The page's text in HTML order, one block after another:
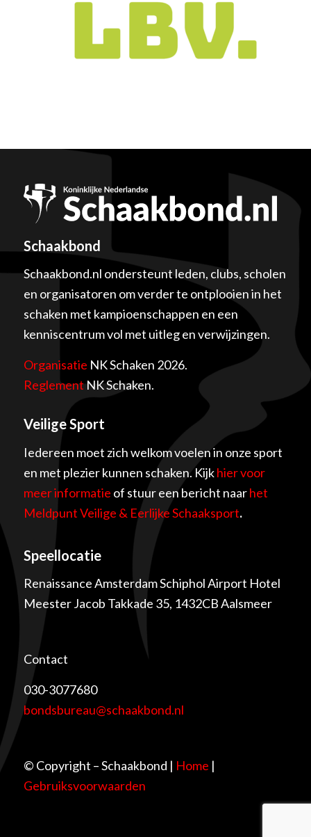
Schaakbond
Schaakbond.nl ondersteunt leden, clubs, scholen
en organisatoren om verder te ontplooien in het
schaken met kampioenschappen en een
kenniscentrum vol met uitleg en verwijzingen.
Organisatie NK Schaken 2026.
ReglementNK Schaken.
Veilige Sport
Iedereen moet zich welkom voelen in onze sport
en met plezier kunnen schaken. Kijkhier voor
meer informatie of stuur een bericht naarhet
Meldpunt Veilige & Eerlijke Schaaksport.
Speellocatie
Renaissance Amsterdam Schiphol Airport Hotel
Meester Jacob Takkade 35, 1432CB Aalsmeer
Contact
030-3077680
bondsbureau@schaakbond.nl
© Copyright – Schaakbond | Home |
Gebruiksvoorwaarden